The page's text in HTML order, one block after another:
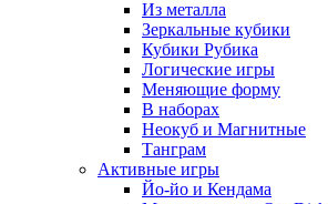
Из металла
Зеркальные кубики
Кубики Рубика
Логические игры
Меняющие форму
В наборах
Неокуб и Магнитные
Танграм
Активные игры
Йо-йо и Кендама